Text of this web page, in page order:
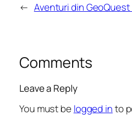
← Aventuri din GeoQuest
Comments
Leave a Reply
You must be logged into